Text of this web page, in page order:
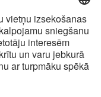
preču zīmes, kas
šīs zīmes saskaņā
preču zīmes. Google
LLC preču zīmes.